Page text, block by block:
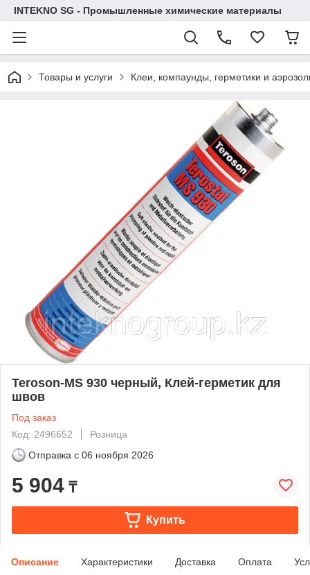
INTEKNO SG - Промышленные химические материалы
Товары и услуги Клеи, компаунды, герметики и
Teroson-MS 930 черный, Клей-герметик для
швов
Под заказ
Код: 2496652
Розница
Отправка с 06 ноября 2026
5 904 ₸
Купить
Описание Характеристики Доставка Оплата